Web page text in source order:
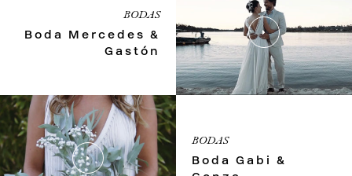
BODAS
Boda Mercedes &
Gastón
BODAS
Boda Gabi &